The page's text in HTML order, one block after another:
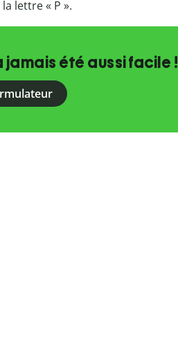
lettre « P ».
jamais été aussi facile !